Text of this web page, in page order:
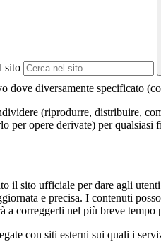
sito
dove diversamente specificato
(riprodurre, distribuire,
per opere derivate) per
il sito ufficiale per dare agli
e precisa. I contenuti
a correggerli nel più breve tempo
con siti esterni sui quali i